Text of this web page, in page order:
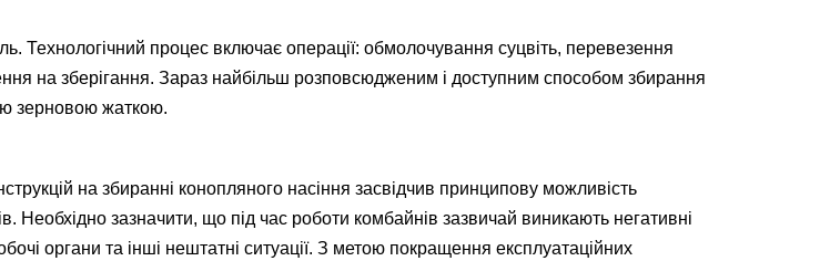
процес включає операції: обмолочування суцвіть, перевезення
на зберігання. Зараз найбільш розповсюдженим і доступним способом збирання
зерновою жаткою.
на збиранні конопляного насіння засвідчив принципову можливість
Необхідно зазначити, що під час роботи комбайнів зазвичай виникають негативні
органи та інші нештатні ситуації. З метою покращення експлуатаційних